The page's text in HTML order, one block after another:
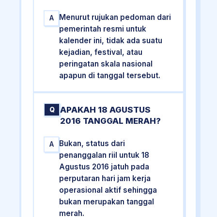
A
Menurut rujukan pedoman dari
pemerintah resmi untuk
kalender ini, tidak ada suatu
kejadian, festival, atau
peringatan skala nasional
apapun di tanggal tersebut.
Q
APAKAH 18 AGUSTUS
2016 TANGGAL MERAH?
A
Bukan, status dari
penanggalan riil untuk 18
Agustus 2016 jatuh pada
perputaran hari jam kerja
operasional aktif sehingga
bukan merupakan tanggal
merah.